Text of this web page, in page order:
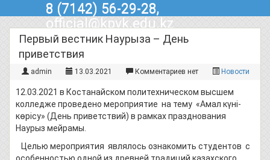
8 (7142) 56-29-28,
official@kpvk.edu.kz
г.Костанай, Проспект Кобыланды
Батыра, 3
Первый вестник Наурыза – День
приветствия
admin 13.03.2021 Комментариев нет Новости
12.03.2021 в Костанайском политехническом высшем
колледже проведено мероприятие на тему «Амал күні-
көрісу» (День приветствий) в рамках празднования
Наурыз мейрамы.
Целью мероприятия являлось ознакомить студентов с